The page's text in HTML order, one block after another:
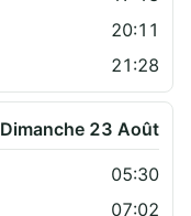
20:11
21:28
Dimanche 23 Août
05:30
07:02